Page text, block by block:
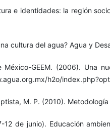
e identidades: la región
cultura del agua? Agua y
México-GEEM. (2006). Una
h2o/
M. P. (2010).
12 de junio). Educación